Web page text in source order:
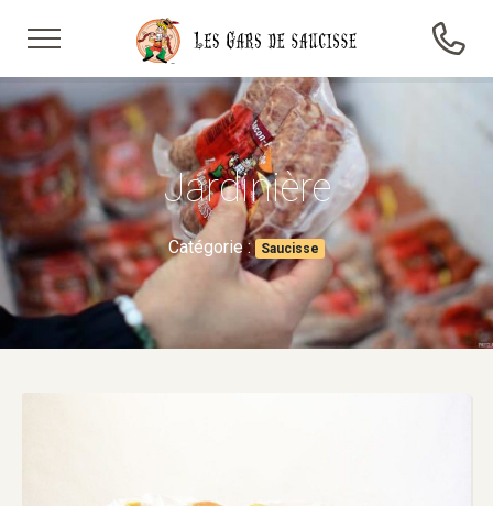
Jardinière
Catégorie : Saucisse